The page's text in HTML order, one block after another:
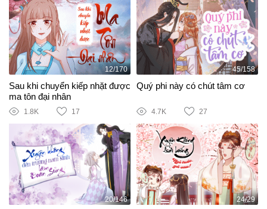
12/170
Sau khi chuyển kiếp nhặt được
ma tôn đại nhân
1.8K 17
45/158
Quý phi này có chút tâm cơ
4.7K 27
20/146 24/29